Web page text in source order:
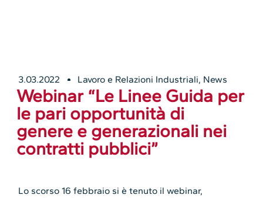
3.03.2022 Lavoro e Relazioni Industriali, News
Webinar “Le Linee Guida per
le pari opportunità di
genere e generazionali nei
contratti pubblici”
Lo scorso 16 febbraio si è tenuto il webinar,